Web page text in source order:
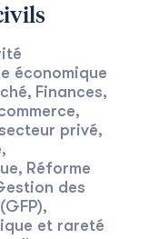
économique
, Finances,
,
privé,
,
, Réforme
des
,
et rareté